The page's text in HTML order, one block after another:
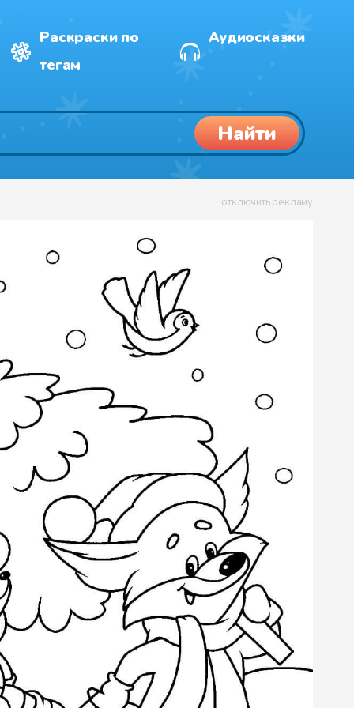
Раскраски по
тегам
Аудиосказки
Найти
отключить рекламу